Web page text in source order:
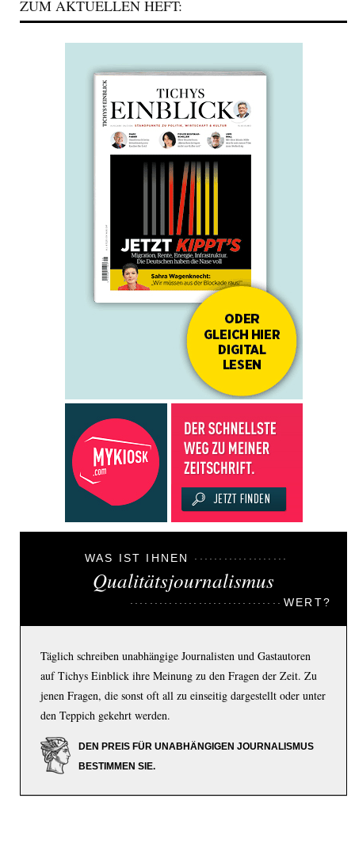
ZUM AKTUELLEN HEFT:
WAS IST IHNEN
Qualitätsjournalismus
WERT?
Täglich schreiben unabhängige Journalisten und Gastautoren
auf Tichys Einblick ihre Meinung zu den Fragen der Zeit. Zu
jenen Fragen, die sonst oft all zu einseitig dargestellt oder unter
den Teppich gekehrt werden.
DEN PREIS FÜR UNABHÄNGIGEN JOURNALISMUS
BESTIMMEN SIE.